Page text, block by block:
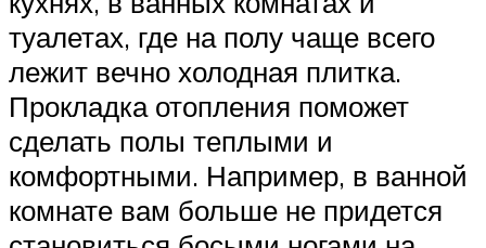
туалетах, где на полу чаще всего
лежит вечно холодная плитка.
Прокладка отопления поможет
сделать полы теплыми и
комфортными. Например, в ванной
комнате вам больше не придется